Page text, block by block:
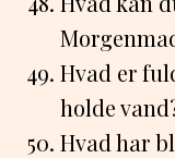
Hvad er
holde
Hvad har